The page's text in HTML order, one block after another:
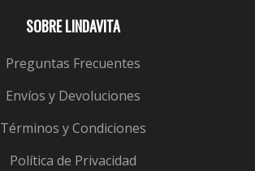
SOBRE LINDAVITA
Preguntas Frecuentes
Envíos y Devoluciones
Términos y Condiciones
Política de Privacidad